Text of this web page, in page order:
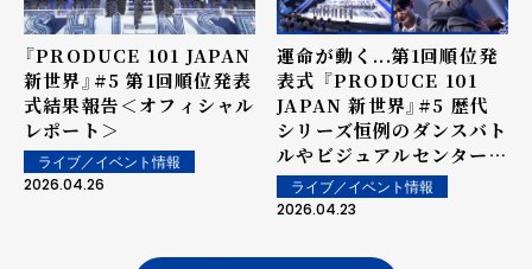
『PRODUCE 101 JAPAN
新世界』#5 第1回順位発表
式結果報告＜オフィシャル
レポート＞
ライブ／イベント情報
2026.04.26
運命が動く...第1回順位発
表式 『PRODUCE 101
JAPAN 新世界』#5 歴代
シリーズ恒例のダンスバト
ルやビジュアルセンターも
発表！
ライブ／イベント情報
2026.04.23